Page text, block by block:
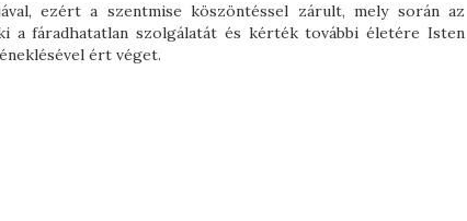
ezért a szentmise köszöntéssel zárult, mely során az
a fáradhatatlan szolgálatát és kérték további életére Isten
ért véget.